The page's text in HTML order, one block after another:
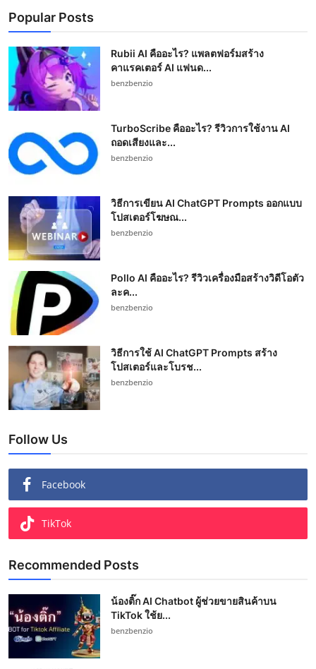
Popular Posts
Rubii AI คืออะไร? แพลตฟอร์มสร้าง
คาแรคเตอร์ AI แฟนด...
benzbenzio
TurboScribe คืออะไร? รีวิวการใช้งาน AI
ถอดเสียงและ...
benzbenzio
วิธีการเขียน AI ChatGPT Prompts ออกแบบ
โปสเตอร์โฆษณ...
benzbenzio
Pollo AI คืออะไร? รีวิวเครื่องมือสร้างวิดีโอตัว
ละค...
benzbenzio
วิธีการใช้ AI ChatGPT Prompts สร้าง
โปสเตอร์และโบรช...
benzbenzio
Follow Us
Facebook
TikTok
Recommended Posts
น้องติ๊ก AI Chatbot ผู้ช่วยขายสินค้าบน
TikTok ใช้ย...
benzbenzio